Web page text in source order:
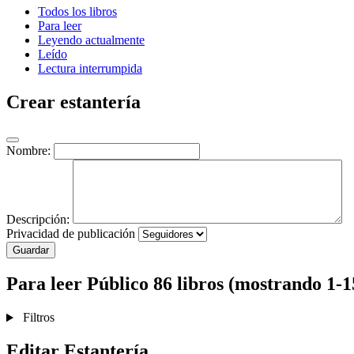
Todos los libros
Para leer
Leyendo actualmente
Leído
Lectura interrumpida
Crear estantería
Nombre:
Descripción:
Privacidad de publicación
Guardar
Para leer Público 86 libros (mostrando 1-
Filtros